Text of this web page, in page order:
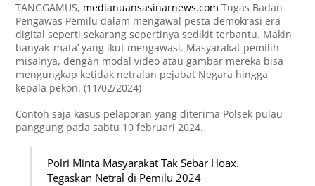
TANGGAMUS, medianuansasinarnews.com Tugas Badan
Pengawas Pemilu dalam mengawal pesta demokrasi era
digital seperti sekarang sepertinya sedikit terbantu. Makin
banyak ‘mata’ yang ikut mengawasi. Masyarakat pemilih
misalnya, dengan modal video atau gambar mereka bisa
mengungkap ketidak netralan pejabat Negara hingga
kepala pekon. (11/02/2024)
Contoh saja kasus pelaporan yang diterima Polsek pulau
panggung pada sabtu 10 februari 2024.
Polri Minta Masyarakat Tak Sebar Hoax.
Tegaskan Netral di Pemilu 2024